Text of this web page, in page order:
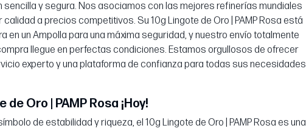
sencilla y segura. Nos asociamos con las mejores refinerías mundiales
a precios competitivos. Su 10g Lingote de Oro | PAMP Rosa está
en un Ampolla para una máxima seguridad, y nuestro envío totalmente
llegue en perfectas condiciones. Estamos orgullosos de ofrecer
experto y una plataforma de confianza para todas sus necesidades
Oro | PAMP Rosa ¡Hoy!
de estabilidad y riqueza, el 10g Lingote de Oro | PAMP Rosa es una